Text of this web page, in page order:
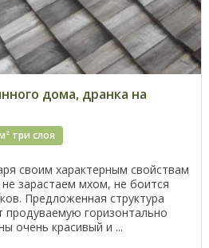
дома, дранка на
три слоя
своим характерным свойствам
зарастаем мхом, не боится
Предложенная структура
продуваемую горизонтально
очень красивый и ...